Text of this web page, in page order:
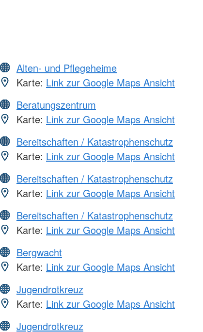
Alten- und Pflegeheime
Karte: Link zur Google Maps Ansicht
Beratungszentrum
Karte: Link zur Google Maps Ansicht
Bereitschaften / Katastrophenschutz
Karte: Link zur Google Maps Ansicht
Bereitschaften / Katastrophenschutz
Karte: Link zur Google Maps Ansicht
Bereitschaften / Katastrophenschutz
Karte: Link zur Google Maps Ansicht
Bergwacht
Karte: Link zur Google Maps Ansicht
Jugendrotkreuz
Karte: Link zur Google Maps Ansicht
Jugendrotkreuz